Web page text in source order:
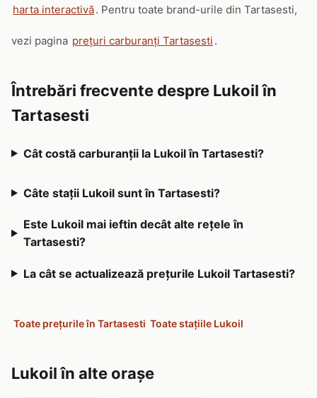
harta interactivă. Pentru toate brand-urile din Tartasesti,
vezi pagina prețuri carburanți Tartasesti .
Întrebări frecvente despre Lukoil în
Tartasesti
Cât costă carburanții la Lukoil în Tartasesti?
Câte stații Lukoil sunt în Tartasesti?
Este Lukoil mai ieftin decât alte rețele în
Tartasesti?
La cât se actualizează prețurile Lukoil Tartasesti?
Toate prețurile în Tartasesti Toate stațiile Lukoil
Lukoil în alte orașe